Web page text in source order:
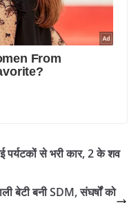
पर्यटकों से भरी कार, 2 के शव
बेटी बनी SDM, संघर्षों को